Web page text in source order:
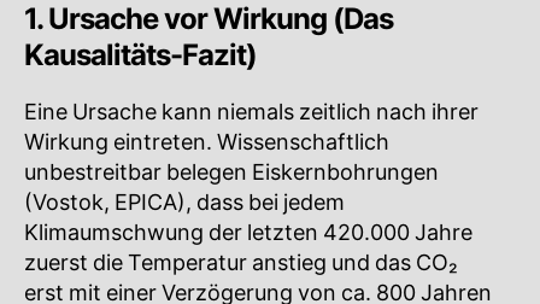
1. Ursache vor Wirkung (Das
Kausalitäts-Fazit)
Eine Ursache kann niemals zeitlich nach ihrer
Wirkung eintreten. Wissenschaftlich
unbestreitbar belegen Eiskernbohrungen
(Vostok, EPICA), dass bei jedem
Klimaumschwung der letzten 420.000 Jahre
zuerst die Temperatur anstieg und das CO₂
erst mit einer Verzögerung von ca. 800 Jahren